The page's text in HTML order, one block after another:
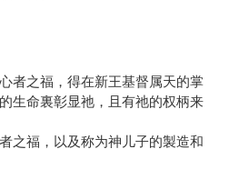
者之福，得在新王基督属天的掌
生命裏彰显祂，且有祂的权柄来
之福，以及称为神儿子的製造和